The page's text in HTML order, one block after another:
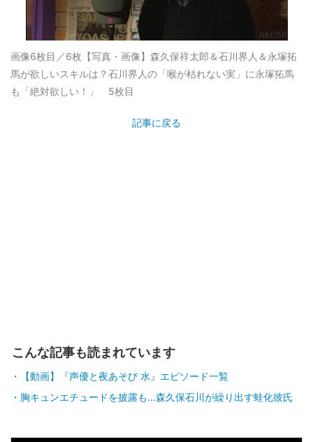
画像6枚目／6枚 【写真・画像】森久保祥太郎＆石川界人＆永塚拓
馬が欲しいスキルは？石川界人の「喉が枯れない実」に永塚拓馬
も「絶対欲しい！」 5枚目
記事に戻る
こんな記事も読まれています
【動画】『声優と夜あそび 水』エピソード一覧
胸キュンエチュードを披露も…森久保石川が繰り出す蛙化彼氏